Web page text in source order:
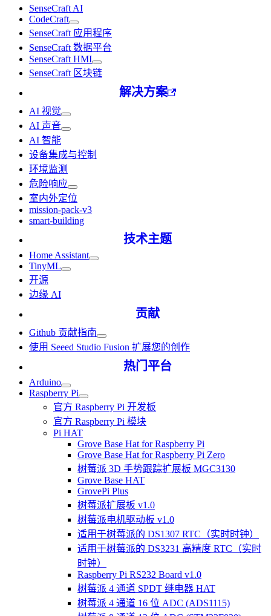
SenseCraft AI
CodeCraft
SenseCraft 应用程序
SenseCraft 数据平台
SenseCraft HMI
SenseCraft 区块链
解决方案
AI 视觉
AI 声音
AI 智能
设备集成与控制
环境监测
危险响应
室内外定位
mission-pack-v3
smart-building
技术主题
Home Assistant
TinyML
开源
边缘 AI
贡献
Github 贡献指南
使用 Seeed Studio Fusion 扩展您的创作
热门平台
Arduino
Raspberry Pi
官方 Raspberry Pi 开发板
官方 Raspberry Pi 模块
Pi HAT
Grove Base Hat for Raspberry Pi
Grove Base Hat for Raspberry Pi Zero
树莓派 3D 手势跟踪扩展板 MGC3130
Grove Base HAT
GrovePi Plus
树莓派扩展板 v1.0
树莓派电机驱动板 v1.0
适用于树莓派的 DS1307 RTC（实时时钟）
适用于树莓派的 DS3231 高精度 RTC（实时
时钟）
Raspberry Pi RS232 Board v1.0
树莓派 4 通道 SPDT 继电器 HAT
树莓派 4 通道 16 位 ADC (ADS1115)